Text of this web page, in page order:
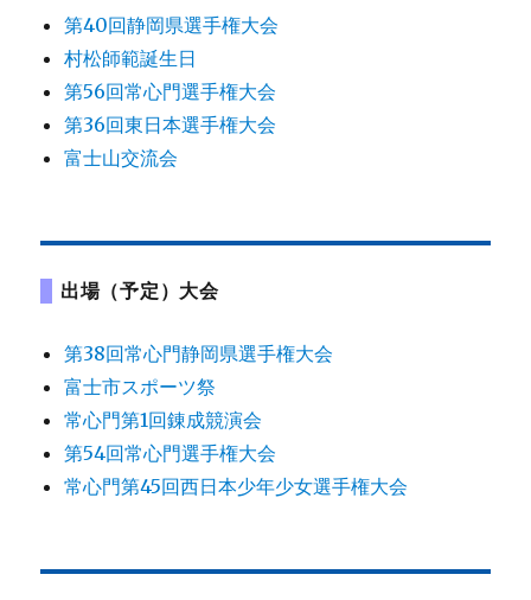
第40回静岡県選手権大会
村松師範誕生日
第56回常心門選手権大会
第36回東日本選手権大会
富士山交流会
出場（予定）大会
第38回常心門静岡県選手権大会
富士市スポーツ祭
常心門第1回錬成競演会
第54回常心門選手権大会
常心門第45回西日本少年少女選手権大会